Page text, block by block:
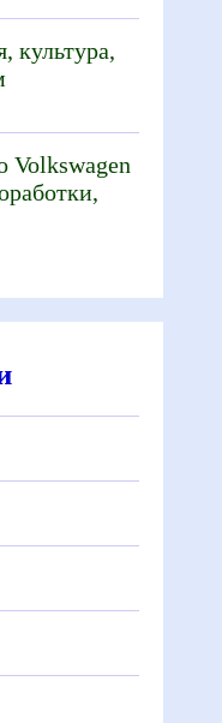
культура,
Volkswagen